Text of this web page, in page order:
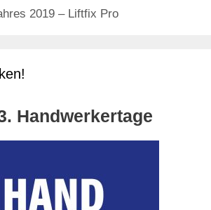
2019 – Liftfix Pro
Handwerkertage